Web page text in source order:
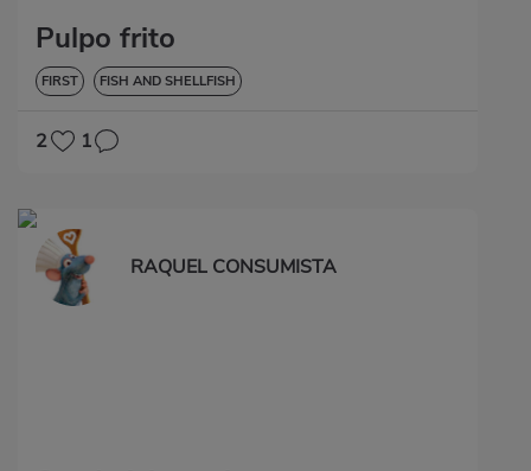
Pulpo frito
FIRST FISH AND SHELLFISH
2 1
RAQUEL CONSUMISTA